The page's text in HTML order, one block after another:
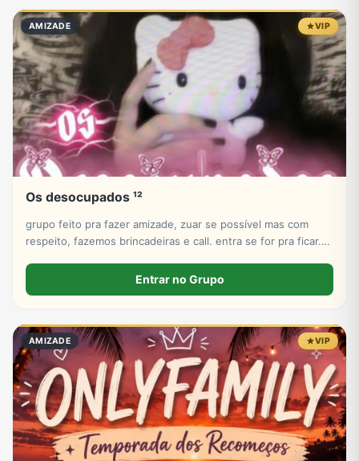
AMIZADE VIP
Os desocupados ¹²
grupo feito pra fazer amizade, zuar se possível mas com
respeito, fazemos brincadeiras e call. entra se for pra ficar.
Entrar no Grupo
AMIZADE VIP